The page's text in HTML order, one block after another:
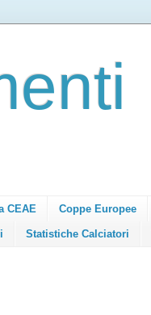
CEAE Coppe Europee
Statistiche Calciatori